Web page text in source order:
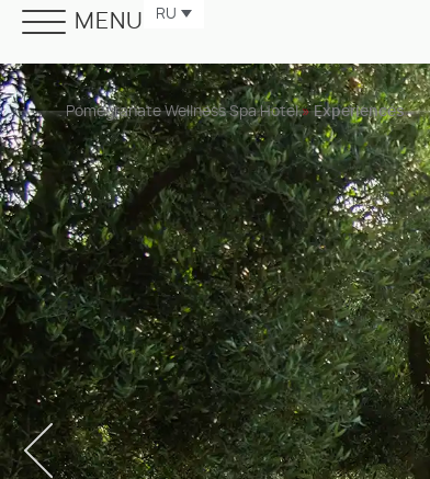
MENU RU
Pomegranate Wellness Spa Hotel»Experiences